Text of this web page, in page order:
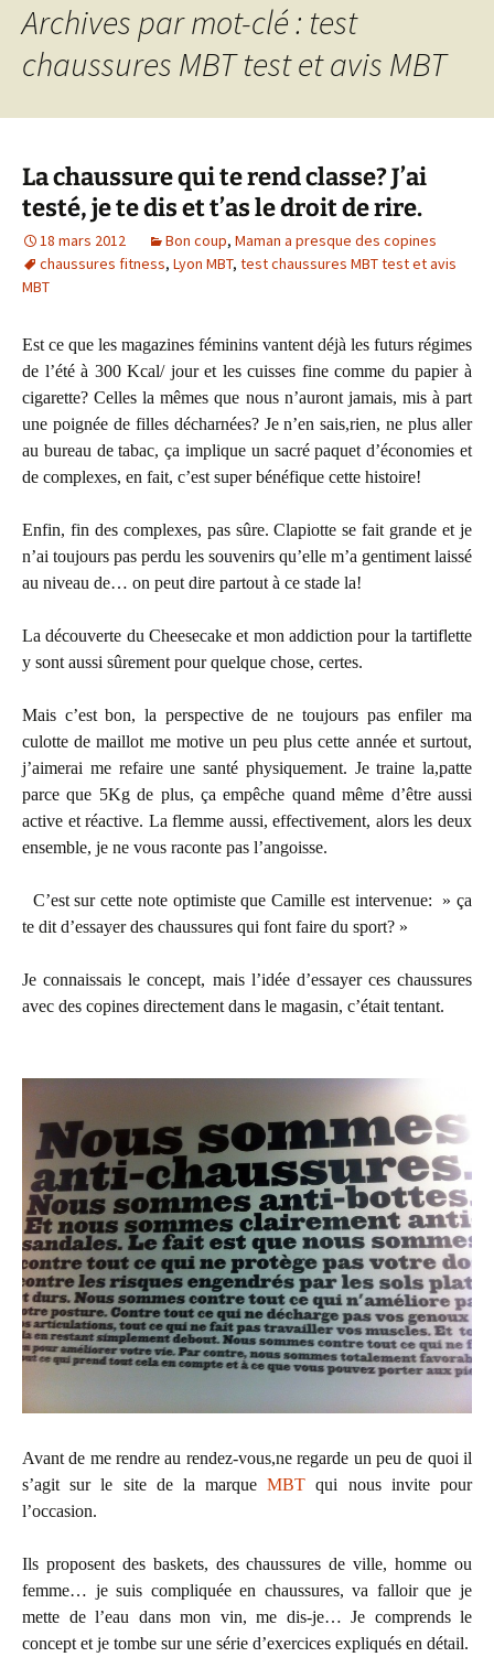
Archives par mot-clé : test
chaussures MBT test et avis MBT
La chaussure qui te rend classe? J’ai
testé, je te dis et t’as le droit de rire.
18 mars 2012 Bon coup, Maman a presque des copines
chaussures fitness, Lyon MBT, test chaussures MBT test et avis
MBT
Est ce que les magazines féminins vantent déjà les futurs régimes
de l’été à 300 Kcal/ jour et les cuisses fine comme du papier à
cigarette? Celles la mêmes que nous n’auront jamais, mis à part
une poignée de filles décharnées? Je n’en sais,rien, ne plus aller
au bureau de tabac, ça implique un sacré paquet d’économies et
de complexes, en fait, c’est super bénéfique cette histoire!
Enfin, fin des complexes, pas sûre. Clapiotte se fait grande et je
n’ai toujours pas perdu les souvenirs qu’elle m’a gentiment laissé
au niveau de… on peut dire partout à ce stade la!
La découverte du Cheesecake et mon addiction pour la tartiflette
y sont aussi sûrement pour quelque chose, certes.
Mais c’est bon, la perspective de ne toujours pas enfiler ma
culotte de maillot me motive un peu plus cette année et surtout,
j’aimerai me refaire une santé physiquement. Je traine la,patte
parce que 5Kg de plus, ça empêche quand même d’être aussi
active et réactive. La flemme aussi, effectivement, alors les deux
ensemble, je ne vous raconte pas l’angoisse.
C’est sur cette note optimiste que Camille est intervenue: » ça
te dit d’essayer des chaussures qui font faire du sport? »
Je connaissais le concept, mais l’idée d’essayer ces chaussures
avec des copines directement dans le magasin, c’était tentant.
Avant de me rendre au rendez-vous,ne regarde un peu de quoi il
s’agit sur le site de la marqueMBT qui nous invite pour
l’occasion.
Ils proposent des baskets, des chaussures de ville, homme ou
femme… je suis compliquée en chaussures, va falloir que je
mette de l’eau dans mon vin, me dis-je… Je comprends le
concept et je tombe sur une série d’exercices expliqués en détail.